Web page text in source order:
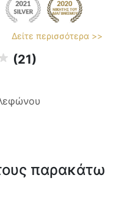
Δείτε περισσότερα >>
(21)
παρακάτω